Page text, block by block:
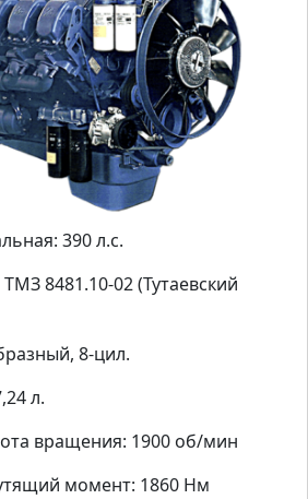
390 л.с.
8481.10-02 (Тутаевский
8-цил.
л.
вращения: 1900 об/мин
момент: 1860 Нм